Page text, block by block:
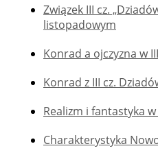
Związek III cz.
listopadowym
Konrad a ojczyzna w
Konrad z III cz.
Realizm i fantastyka w
Charakterystyka